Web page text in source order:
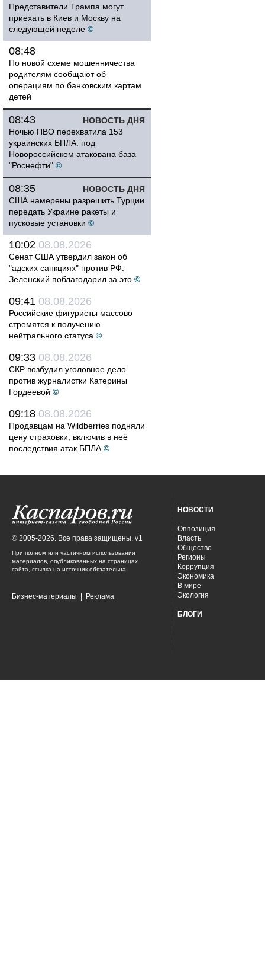
Представители Трампа могут
приехать в Киев и Москву на
следующей неделе ©
08:48
По новой схеме мошенничества
родителям сообщают об
операциям по банковским картам
детей
НОВОСТЬ ДНЯ
08:43
Ночью ПВО перехватила 153
украинских БПЛА: под
Новороссийском атакована база
"Роснефти" ©
НОВОСТЬ ДНЯ
08:35
США намерены разрешить Турции
передать Украине ракеты и
пусковые установки ©
10:02 08.08.2026
Сенат США утвердил закон об
"адских санкциях" против РФ:
Зеленский поблагодарил за это ©
09:41 08.08.2026
Российские фигуристы массово
стремятся к получению
нейтрального статуса ©
09:33 08.08.2026
СКР возбудил уголовное дело
против журналистки Катерины
Гордеевой ©
09:18 08.08.2026
Продавцам на Wildberries подняли
цену страховки, включив в неё
последствия атак БПЛА ©
© 2005-2026. Все права защищены. v1
При полном или частичном использовании
материалов, опубликованных на страницах
сайта, ссылка на источник обязательна.
Бизнес-материалы Реклама
НОВОСТИ
Оппозиция
Власть
Общество
Регионы
Коррупция
Экономика
В мире
Экология
БЛОГИ